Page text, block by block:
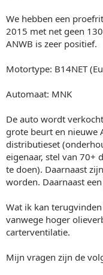
We hebben een
2015 met net geen
ANWB is zeer positief.
Motortype: B14NET
Automaat: MNK
De auto wordt
grote beurt en nieuwe
distributieset
eigenaar, stel van 70+
te doen). Daarnaast
worden. Daarnaast
Wat ik kan
vanwege hoger
carterventilatie.
Mijn vragen zijn de